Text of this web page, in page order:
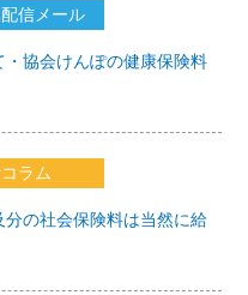
信メール
協会けんぽの健康保険料
ラム
の社会保険料は当然に給